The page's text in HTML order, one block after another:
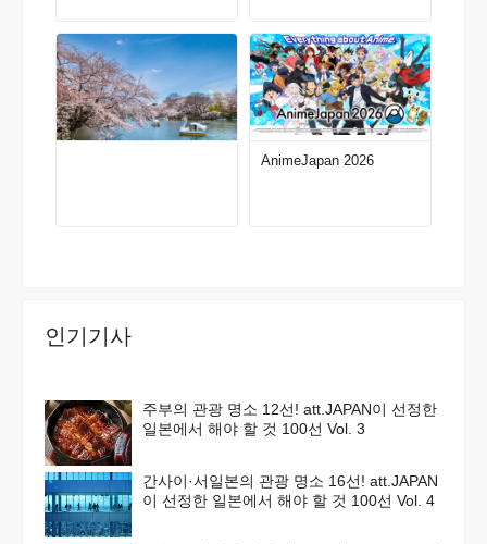
AnimeJapan 2026
인기기사
주부의 관광 명소 12선! att.JAPAN이 선정한
일본에서 해야 할 것 100선 Vol. 3
간사이·서일본의 관광 명소 16선! att.JAPAN
이 선정한 일본에서 해야 할 것 100선 Vol. 4